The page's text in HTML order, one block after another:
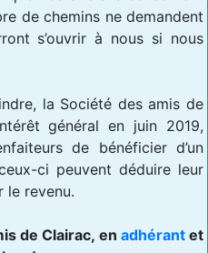
de chemins ne demandent
s’ouvrir à nous si nous
la Société des amis de
général en juin 2019,
de bénéficier d’un
ci peuvent déduire leur
le revenu.
de Clairac, en adhérant et